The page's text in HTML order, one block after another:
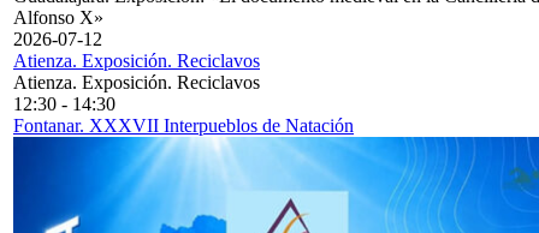
Alfonso X»
2026-07-12
Atienza. Exposición. Reciclavos
Atienza. Exposición. Reciclavos
12:30 - 14:30
Fontanar. XXXVII Interpueblos de Natación